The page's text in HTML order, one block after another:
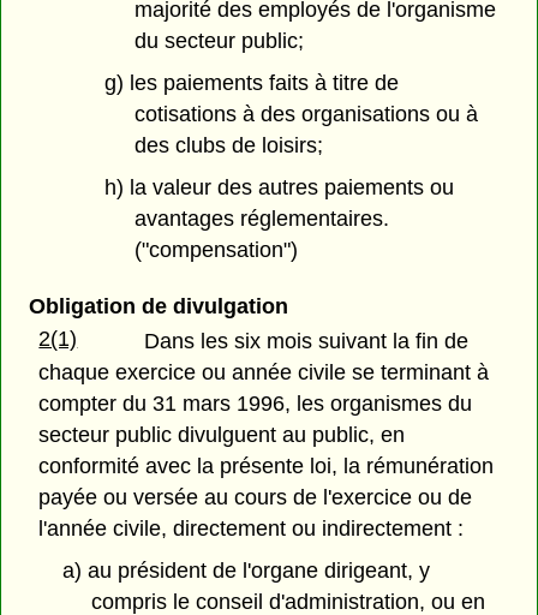
majorité des employés de l'organisme
du secteur public;
g) les paiements faits à titre de
cotisations à des organisations ou à
des clubs de loisirs;
h) la valeur des autres paiements ou
avantages réglementaires.
("compensation")
Obligation de divulgation
2(1)
Dans les six mois suivant la fin de
chaque exercice ou année civile se terminant à
compter du 31 mars 1996, les organismes du
secteur public divulguent au public, en
conformité avec la présente loi, la rémunération
payée ou versée au cours de l'exercice ou de
l'année civile, directement ou indirectement :
a) au président de l'organe dirigeant, y
compris le conseil d'administration, ou en